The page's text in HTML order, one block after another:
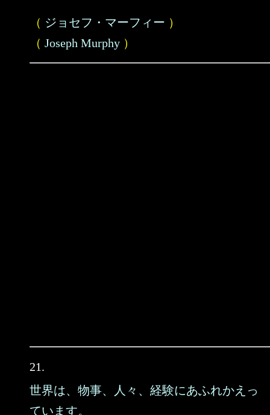
（ ジョセフ・マーフィー ）
（ Joseph Murphy ）
21.
世界は、物事、人々、経験にあふれかえっ
ています。